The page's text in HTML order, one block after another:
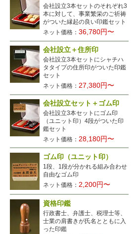
会社設立3本セットのそれぞれ3
本に対して、事業繁栄のご祈祷
がついた縁起の良い印鑑セット
ネット価格：36,780円〜
会社設立＋住所印
会社設立3本セットにシャチハ
タタイプの住所印がついた印鑑
セット
ネット価格：27,380円〜
会社設立セット＋ゴム印
会社設立3本セットにゴム印
（ユニット印）4段がついた印
鑑セット
ネット価格：28,180円〜
ゴム印（ユニット印）
1段、1段が分かれる組み合わせ
自由なゴム印
ネット価格：2,200円〜
資格印鑑
行政書士、弁護士、税理士等、
士業の肩書きが氏名とともに入
った印鑑